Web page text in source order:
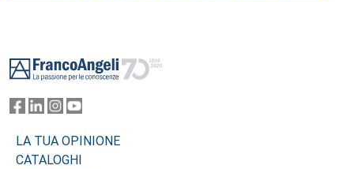
LA TUA OPINIONE
CATALOGHI